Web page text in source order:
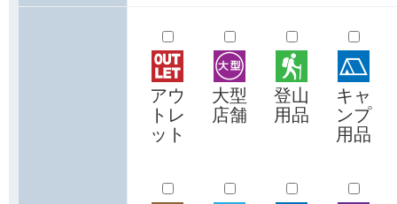
アウ
トレ
ット
大型
店舗
登山
用品
キャ
ンプ
用品